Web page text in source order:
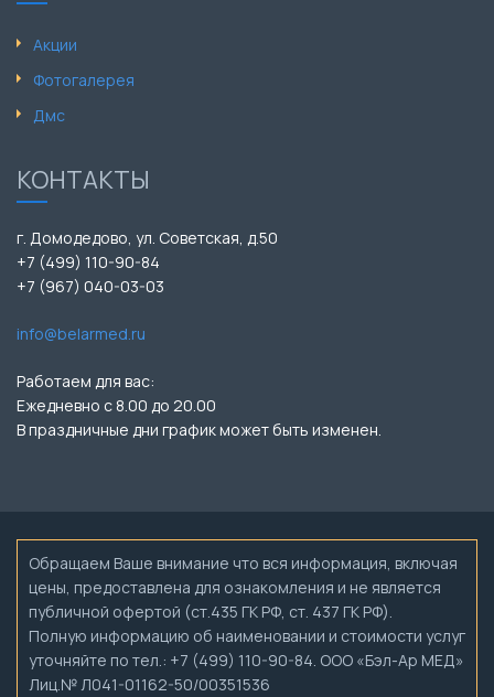
Акции
Фотогалерея
Дмс
КОНТАКТЫ
г. Домодедово, ул. Советская, д.50
+7 (499) 110-90-84
+7 (967) 040-03-03
info@belarmed.ru
Работаем для вас:
Ежедневно с 8.00 до 20.00
В праздничные дни график может быть изменен.
Обращаем Ваше внимание что вся информация, включая
цены, предоставлена для ознакомления и не является
публичной офертой (ст.435 ГК РФ, ст. 437 ГК РФ).
Полную информацию об наименовании и стоимости услуг
уточняйте по тел.: +7 (499) 110-90-84. ООО «Бэл-Ар МЕД»
Лиц.№ Л041-01162-50/00351536